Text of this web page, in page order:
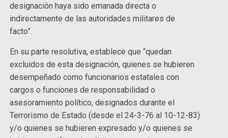
designación haya sido emanada directa o
indirectamente de las autoridades militares de
facto”.
En su parte resolutiva, establece que “quedan
excluidos de esta designación, quienes se hubieren
desempeñado como funcionarios estatales con
cargos o funciones de responsabilidad o
asesoramiento político, designados durante el
Terrorismo de Estado (desde el 24-3-76 al 10-12-83)
y/o quienes se hubieren expresado y/o quienes se